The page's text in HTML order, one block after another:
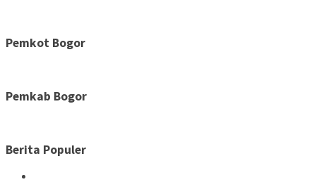
Pemkot Bogor
Pemkab Bogor
Berita Populer